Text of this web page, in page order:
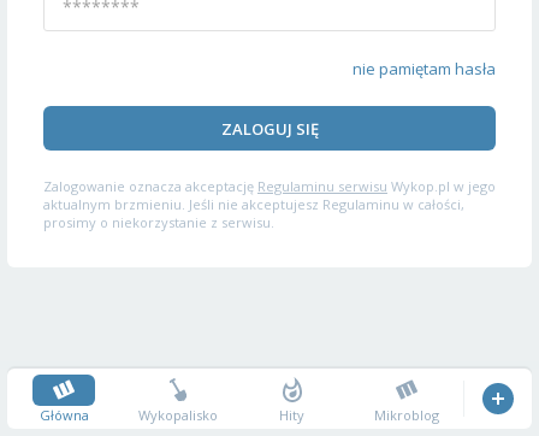
nie pamiętam hasła
ZALOGUJ SIĘ
Zalogowanie oznacza akceptację Regulaminu serwisu Wykop.pl w jego
aktualnym brzmieniu. Jeśli nie akceptujesz Regulaminu w całości,
prosimy o niekorzystanie z serwisu.
Główna Wykopalisko Hity Mikroblog